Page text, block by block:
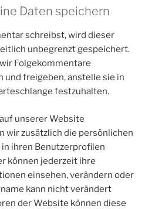
Daten speichern
schreibst, wird dieser
unbegrenzt gespeichert.
Folgekommentare
und freigeben, anstelle sie in
festzuhalten.
unserer Website
wir zusätzlich die persönlichen
ihren Benutzerprofilen
können jederzeit ihre
einsehen, verändern oder
kann nicht verändert
der Website können diese